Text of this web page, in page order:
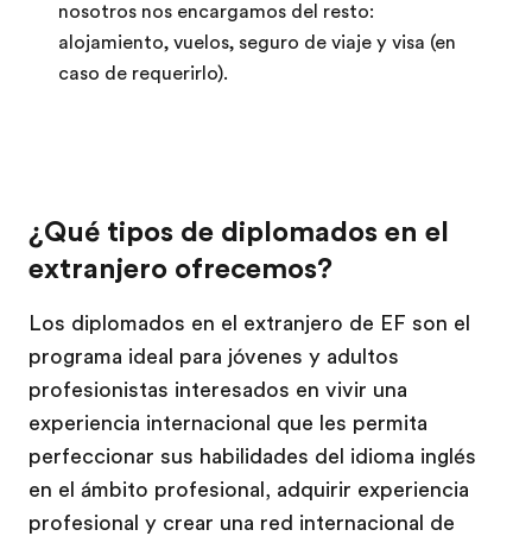
nosotros nos encargamos del resto:
alojamiento, vuelos, seguro de viaje y visa (en
caso de requerirlo).
¿Qué tipos de diplomados en el
extranjero ofrecemos?
Los diplomados en el extranjero de EF son el
programa ideal para jóvenes y adultos
profesionistas interesados en vivir una
experiencia internacional que les permita
perfeccionar sus habilidades del idioma inglés
en el ámbito profesional, adquirir experiencia
profesional y crear una red internacional de